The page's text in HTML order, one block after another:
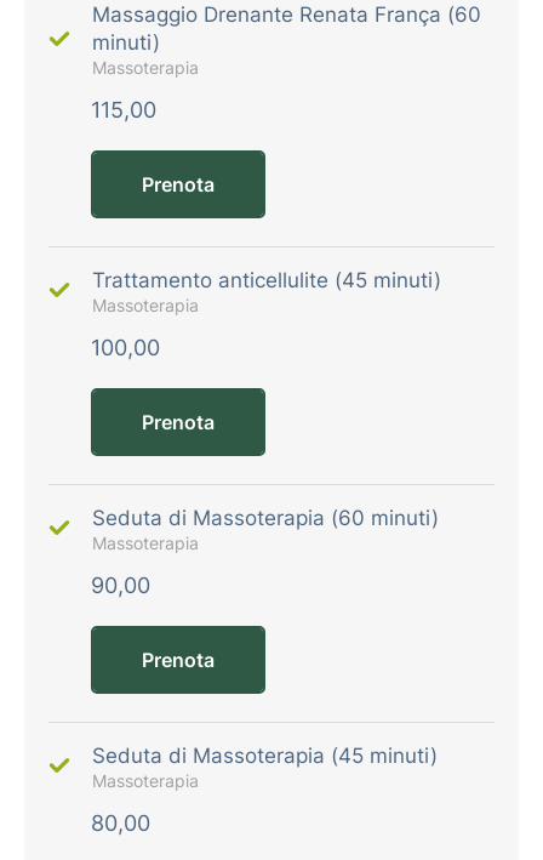
Massaggio Drenante Renata França (60
minuti)
Massoterapia
115,00
Prenota
Trattamento anticellulite (45 minuti)
Massoterapia
100,00
Prenota
Seduta di Massoterapia (60 minuti)
Massoterapia
90,00
Prenota
Seduta di Massoterapia (45 minuti)
Massoterapia
80,00